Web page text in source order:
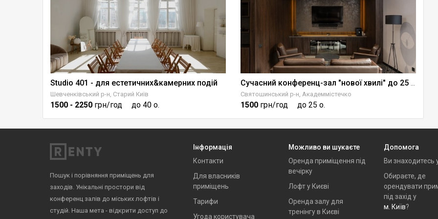
Studio 401 - для естетичних&камерних подій
Шевченківський р-н, Старий Київ
1500 - 2250 грн/год до 40 о.
Святошинський р-н, Академмістечко
1500 грн/год до 25 о.
Пошук і порівняння приміщень для
заходів. Унікальні простори від
конференц залів до міських лофтів і
студій. Наша мета - відкрити доступ до
Інформація
Контакти
Для власників
приміщень
Тарифи
Угода користувача
Можливо ви шукаєте
Оренда приміщення під
вечірку
Лофт у Києві
Оренда залу для
тренінгу в Києві
Допомога
Ви знаходитесь
Обираєте, де
орендувати
під захід у
м. Київ?